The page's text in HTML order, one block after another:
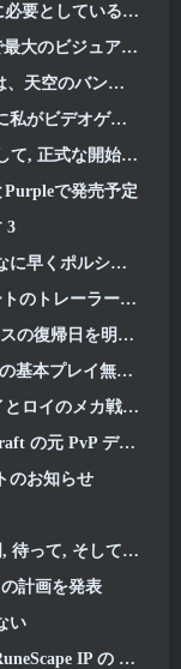
るものかもしれない
トで全面的に刷新される
してSteamプラットフォームへ
ントに求めていたものです
始期間があります
Purpleで発売予定
3
いと思った, でも私は間違っていた
叫びを上げています
度目も生き残れるか?
レイ無料ゲーム
ンスの作成について議論
・レジェンド MMO チームに参加
のお知らせ
織がすべてを追跡する方法
計画を発表
い
周年記念式典の一環